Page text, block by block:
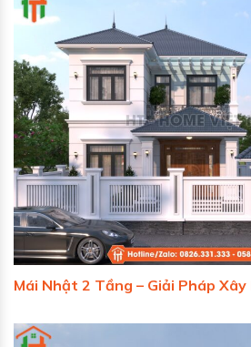
Mái Nhật 2 Tầng – Giải Pháp Xây